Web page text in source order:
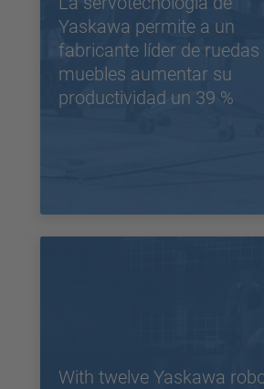
Yaskawa permite a un
fabricante líder de ruedas
muebles aumentar su
productividad un 39 %
With twelve Yaskawa